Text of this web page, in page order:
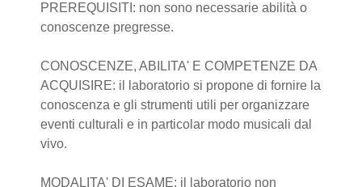
PREREQUISITI: non sono necessarie abilità o
conoscenze pregresse.
CONOSCENZE, ABILITA' E COMPETENZE DA
ACQUISIRE: il laboratorio si propone di fornire la
conoscenza e gli strumenti utili per organizzare
eventi culturali e in particolar modo musicali dal
vivo.
MODALITA' DI ESAME: il laboratorio non